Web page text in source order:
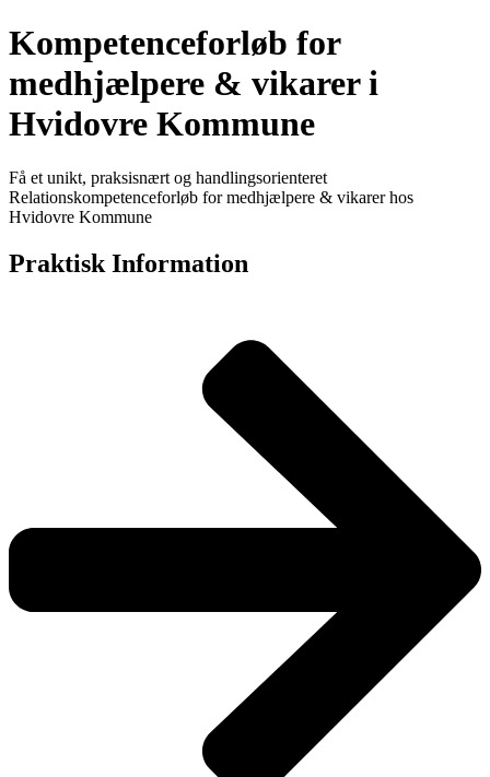
Kompetenceforløb for
medhjælpere & vikarer i
Hvidovre Kommune
Få et unikt, praksisnært og handlingsorienteret
Relationskompetenceforløb for medhjælpere & vikarer hos
Hvidovre Kommune
Praktisk Information